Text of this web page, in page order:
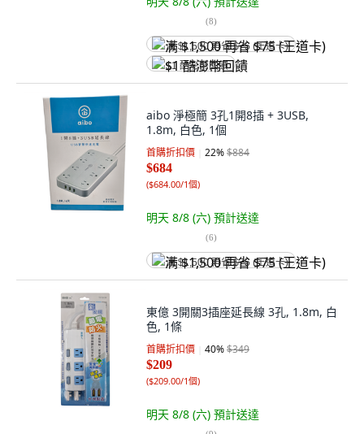
(8)
满 $1,500 再省 $75 (王道卡)
$1 酷澎幣回饋
aibo 淨極簡 3孔1開8插 + 3USB,
1.8m, 白色, 1個
首購折扣價 22%$884
$684
($684.00/1個)
明天 8/8 (六) 預計送達
(6)
满 $1,500 再省 $75 (王道卡)
東億 3開關3插座延長線 3孔, 1.8m, 白
色, 1條
首購折扣價 40%$349
$209
($209.00/1個)
明天 8/8 (六) 預計送達